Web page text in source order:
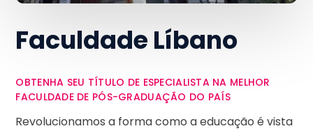
Faculdade Líbano
OBTENHA SEU TÍTULO DE ESPECIALISTA NA MELHOR
FACULDADE DE PÓS-GRADUAÇÃO DO PAÍS
Revolucionamos a forma como a educação é vista